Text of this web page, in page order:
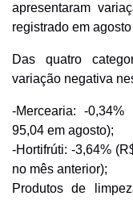
apresentaram
registrado em
Das quatro
variação negativa
-Mercearia: -
95,04 em agosto);
-Hortifrúti: -3,64%
no mês anterior);
Produtos de